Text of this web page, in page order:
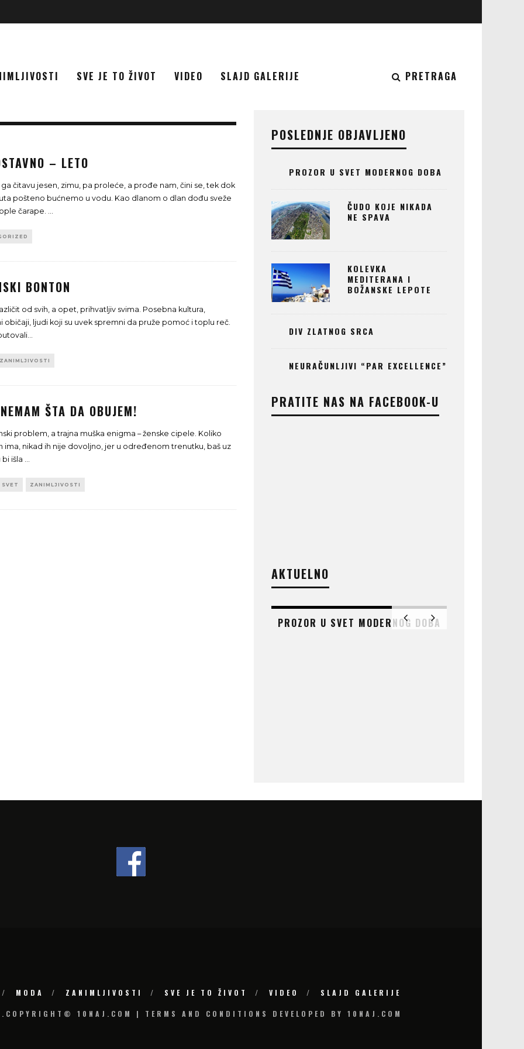
SVE JE TO ŽIVOT VIDEO SLAJD GALERIJE PRETRAGA
– LETO
čitavu jesen, zimu, pa proleće, a prođe nam, čini se, tek dok
pošteno bućnemo u vodu. Kao dlanom o dlan dođu sveže
čarape. ...
BONTON
od svih, a opet, prihvatljiv svima. Posebna kultura,
običaji, ljudi koji su uvek spremni da pruže pomoć i toplu reč.
...
ZANIMLJIVOSTI
ŠTA DA OBUJEM!
problem, a trajna muška enigma – ženske cipele. Koliko
ima, nikad ih nije dovoljno, jer u određenom trenutku, baš uz
išla ...
SVET ZANIMLJIVOSTI
POSLEDNJE OBJAVLJENO
PROZOR U SVET MODERNOG DOBA
ČUDO KOJE NIKADA
NE SPAVA
KOLEVKA
MEDITERANA I
BOŽANSKE LEPOTE
DIV ZLATNOG SRCA
NEURAČUNLJIVI “PAR EXCELLENCE”
PRATITE NAS NA FACEBOOK-U
AKTUELNO
PROZOR U SVET MODERNOG DOBA
MODA ZANIMLJIVOSTI SVE JE TO ŽIVOT VIDEO SLAJD GALERIJE
10NAJ.COM | TERMS AND CONDITIONS DEVELOPED BY 10NAJ.COM